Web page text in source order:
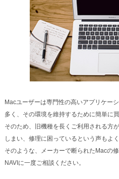
Macユーザーは専門性の高いアプリケー
多く、その環境を維持するために簡単に
そのため、旧機種を長くご利用される方
しまい、修理に困っているという声もよ
そのような、メーカーで断られたMacの
NAVIに一度ご相談ください。